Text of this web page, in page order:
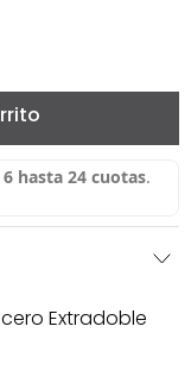
Extradoble